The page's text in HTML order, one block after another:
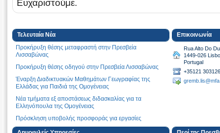
Ευχαριστούμε.
Τελευταία Νέα
Προκήρυξη θέσης μεταφραστή στην Πρεσβεία
Λισσαβώνας
Προκήρυξη θέσης οδηγού στην Πρεσβεία Λισσαβώνας
Έναρξη Διαδικτυακών Μαθημάτων Γεωγραφίας της
Ελλάδας για Παιδιά της Ομογένειας
Νέα τμήματα εξ αποστάσεως διδασκαλίας για τα
Ελληνόπουλα της Ομογένειας
Πρόσκληση υποβολής προσφοράς για εργασίες
Προγράμματα Φιλοξενίας και Ελληνομάθειας για την
Επικοινωνία
Rua Alto Do
1449-026
Portugal
+35121